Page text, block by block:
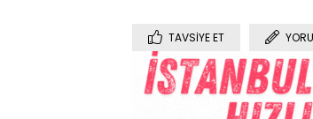
TAVSIYE ET